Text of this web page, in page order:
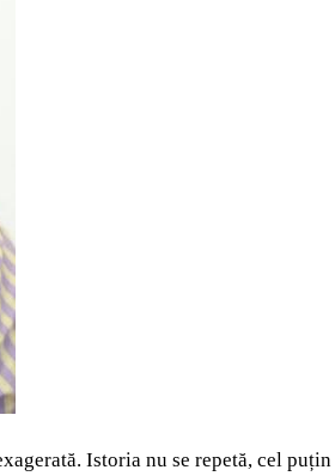
Istoria nu se repetă, cel